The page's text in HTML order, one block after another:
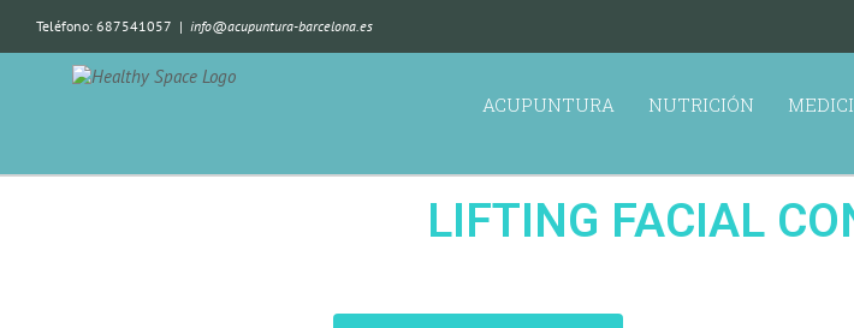
Teléfono: 687541057 | info@acupuntura-barcelona.es
ACUPUNTURA NUTRICIÓN
LIFTING FACIAL